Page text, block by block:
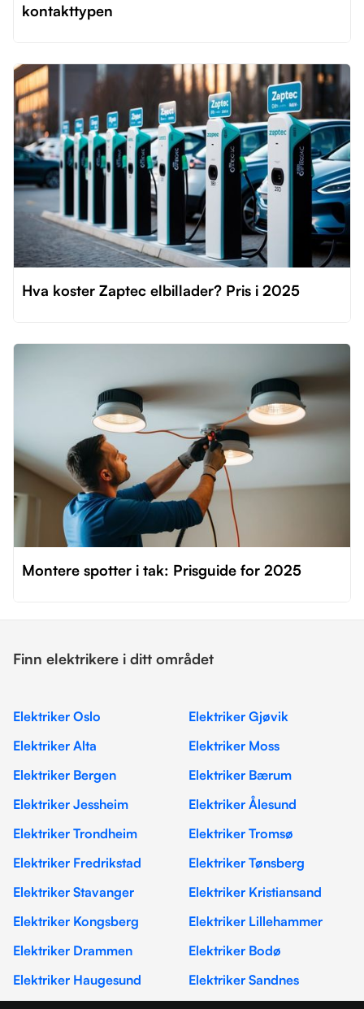
kontakttypen
Hva koster Zaptec elbillader? Pris i 2025
Montere spotter i tak: Prisguide for 2025
Finn elektrikere i ditt området
Elektriker Oslo
Elektriker Gjøvik
Elektriker Alta
Elektriker Moss
Elektriker Bergen
Elektriker Bærum
Elektriker Jessheim
Elektriker Ålesund
Elektriker Trondheim
Elektriker Tromsø
Elektriker Fredrikstad
Elektriker Tønsberg
Elektriker Stavanger
Elektriker Kristiansand
Elektriker Kongsberg
Elektriker Lillehammer
Elektriker Drammen
Elektriker Bodø
Elektriker Haugesund
Elektriker Sandnes